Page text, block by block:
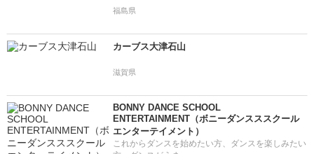
福島県
カーブス大津石山
滋賀県
BONNY DANCE SCHOOL
ENTERTAINMENT（ボニーダンスススクール
エンターテイメント）
これからダンスを始めたい方、ダンスを楽しみたい